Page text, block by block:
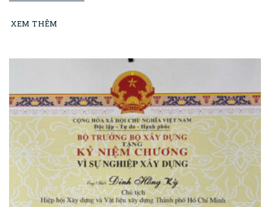
XEM THÊM